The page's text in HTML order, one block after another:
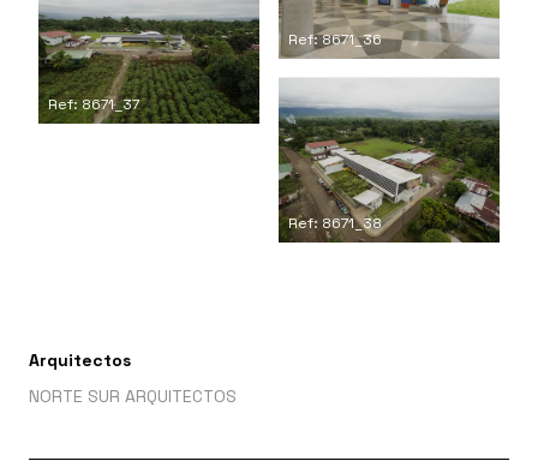
Ref: 8671_36
Ref: 8671_37
Ref: 8671_38
Arquitectos
NORTE SUR ARQUITECTOS